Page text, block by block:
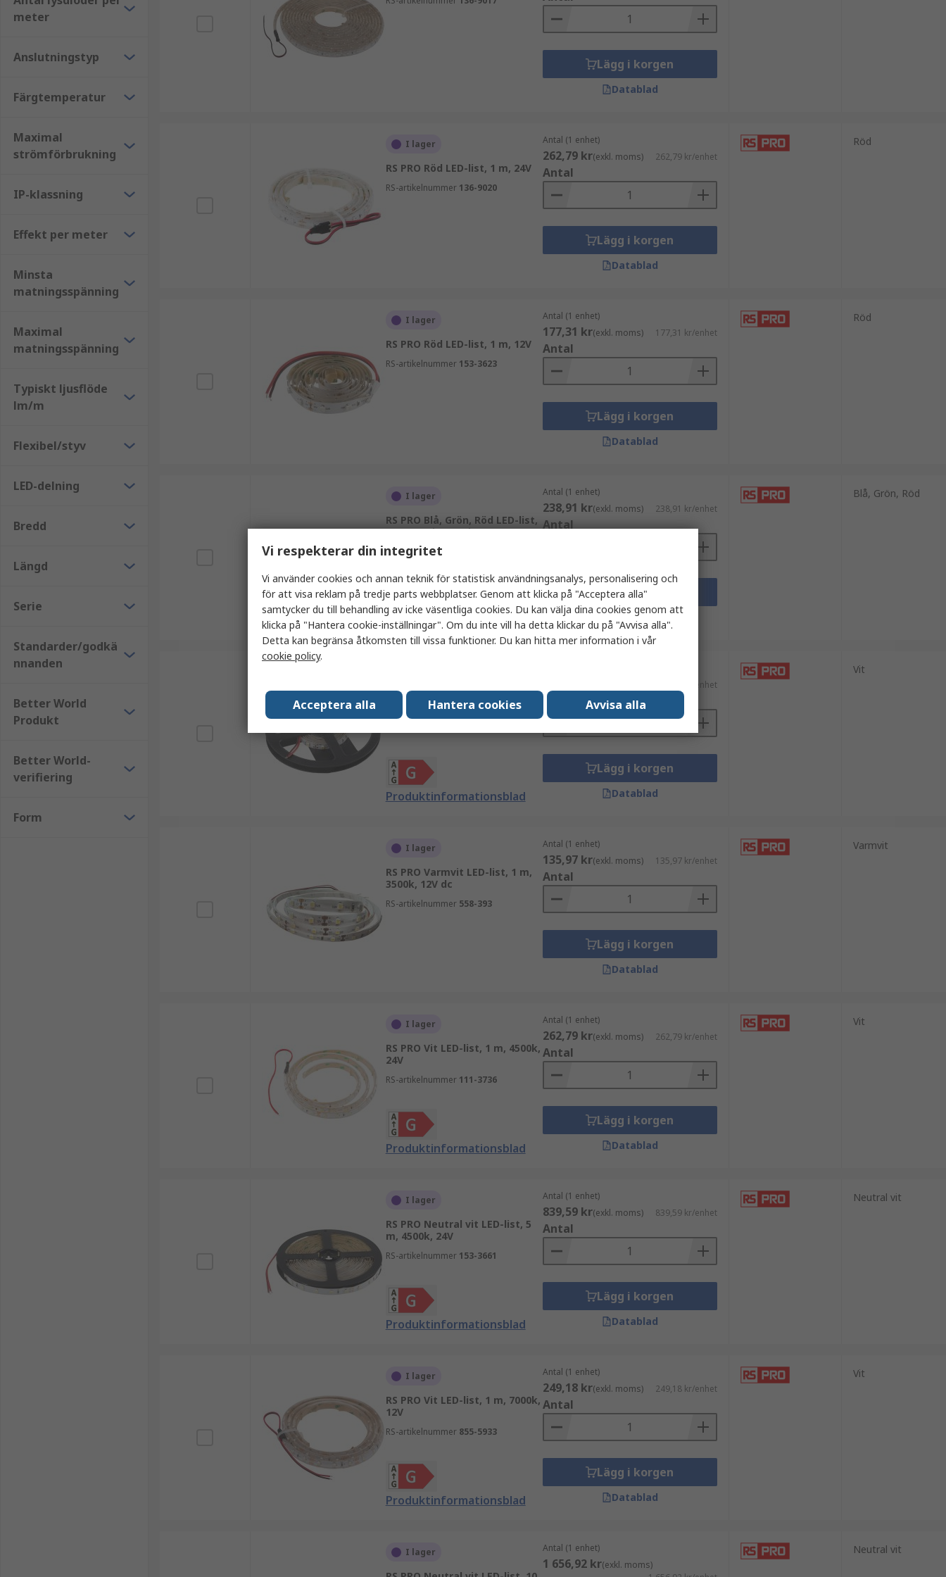
meter
Anslutningstyp
Färgtemperatur
Maximal
strömförbrukning
IP-klassning
Effekt per meter
Minsta
matningsspänning
Maximal
matningsspänning
Typiskt ljusflöde
lm/m
Flexibel/styv
LED-delning
Bredd
Längd
Serie
Standarder/godkä
nnanden
Better World
Produkt
Better World-
verifiering
Form
Lägg i korgen
Datablad
I lager
RS PRO Röd LED-list, 1 m, 24V
RS-artikelnummer 136-9020
Antal (1 enhet)
262,79 kr(exkl. moms) 262,79 kr/enhet
Antal
Lägg i korgen
Datablad
Röd
I lager
RS PRO Röd LED-list, 1 m, 12V
RS-artikelnummer 153-3623
Antal (1 enhet)
177,31 kr(exkl. moms) 177,31 kr/enhet
Antal
Lägg i korgen
Datablad
Röd
I lager
RS PRO Blå, Grön, Röd LED-list,
1 m, 4000k, 24V dc
RS-artikelnummer
Antal (1 enhet)
238,91 kr(exkl. moms) 238,91 kr/enhet
Antal
Lägg i korgen
Datablad
Blå, Grön, Röd
RS PRO Vit LED-list, 1 m, 3200k,
Produktinformationsblad
177,31 kr/enhet
Antal
Lägg i korgen
Datablad
Vit
I lager
RS PRO Varmvit LED-list, 1 m,
3500k, 12V dc
RS-artikelnummer 558-393
Antal (1 enhet)
135,97 kr(exkl. moms) 135,97 kr/enhet
Antal
Lägg i korgen
Datablad
Varmvit
I lager
RS PRO Vit LED-list, 1 m, 4500k,
24V
RS-artikelnummer 111-3736
Produktinformationsblad
Antal (1 enhet)
262,79 kr(exkl. moms) 262,79 kr/enhet
Antal
Lägg i korgen
Datablad
Vit
I lager
RS PRO Neutral vit LED-list, 5
m, 4500k, 24V
RS-artikelnummer 153-3661
Produktinformationsblad
Antal (1 enhet)
839,59 kr(exkl. moms) 839,59 kr/enhet
Antal
Lägg i korgen
Datablad
Neutral vit
I lager
RS PRO Vit LED-list, 1 m, 7000k,
12V
RS-artikelnummer 855-5933
Produktinformationsblad
Antal (1 enhet)
249,18 kr(exkl. moms) 249,18 kr/enhet
Antal
Lägg i korgen
Datablad
Vit
I lager Antal (1 enhet)
1 656,92 kr(exkl. moms)
Neutral vit
Vi respekterar din integritet
Vi använder cookies och annan teknik för statistisk användningsanalys, personalisering och
för att visa reklam på tredje parts webbplatser. Genom att klicka på "Acceptera alla"
samtycker du till behandling av icke väsentliga cookies. Du kan välja dina cookies genom att
klicka på "Hantera cookie-inställningar". Om du inte vill ha detta klickar du på "Avvisa alla".
Detta kan begränsa åtkomsten till vissa funktioner. Du kan hitta mer information i vår
cookie policy.
Acceptera alla Hantera cookies Avvisa alla